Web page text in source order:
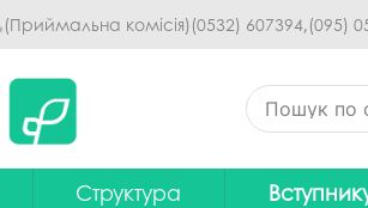
(Приймальна комісія)(0532) 607394,(095)
Структура